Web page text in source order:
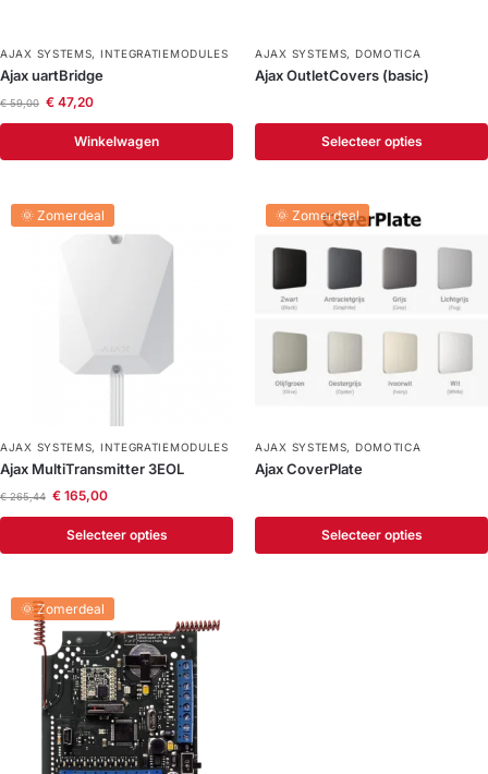
AJAX SYSTEMS, INTEGRATIEMODULES
Ajax uartBridge
€59,00 €47,20
Winkelwagen
AJAX SYSTEMS, DOMOTICA
Ajax OutletCovers (basic)
Selecteer opties
🌞 Zomerdeal
AJAX SYSTEMS, INTEGRATIEMODULES
Ajax MultiTransmitter 3EOL
€265,44 €165,00
Selecteer opties
🌞 Zomerdeal
AJAX SYSTEMS, DOMOTICA
Ajax CoverPlate
Selecteer opties
🌞 Zomerdeal